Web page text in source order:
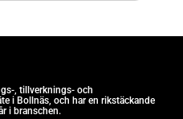
, tillverknings- och
i Bollnäs, och har en rikstäckande
i branschen.